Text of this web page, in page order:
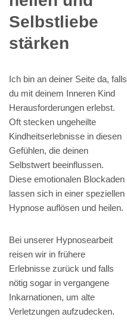
Selbstliebe
stärken
Ich bin an deiner Seite da, falls
du mit deinem Inneren Kind
Herausforderungen erlebst.
Oft stecken ungeheilte
Kindheitserlebnisse in diesen
Gefühlen, die deinen
Selbstwert beeinflussen.
Diese emotionalen Blockaden
lassen sich in einer speziellen
Hypnose auflösen und heilen.
Bei unserer Hypnosearbeit
reisen wir in frühere
Erlebnisse zurück und falls
nötig sogar in vergangene
Inkarnationen, um alte
Verletzungen aufzudecken.